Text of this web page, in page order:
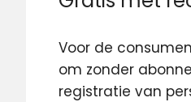
Voor de
om zonder
registratie van